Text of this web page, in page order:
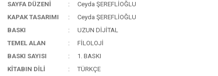
SAYFA DÜZENİ
Ceyda ŞEREFLİOĞLU
KAPAK TASARIMI
Ceyda ŞEREFLİOĞLU
BASKI
UZUN DİJİTAL
TEMEL ALAN
FİLOLOJİ
BASKI SAYISI
1. BASKI
KİTABIN DİLİ
TÜRKÇE